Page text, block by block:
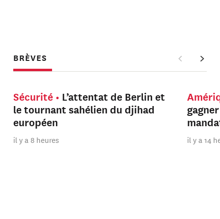
BRÈVES
Sécurité
L’attentat de Berlin et
le tournant sahélien du djihad
européen
il y a 8 heures il y a 14